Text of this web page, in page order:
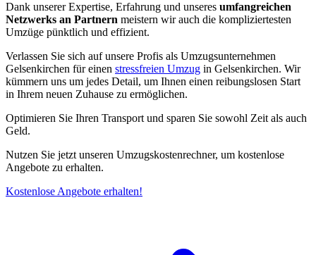
Dank unserer Expertise, Erfahrung und unseres umfangreichen
Netzwerks an Partnern meistern wir auch die kompliziertesten
Umzüge pünktlich und effizient.
Verlassen Sie sich auf unsere Profis als Umzugsunternehmen
Gelsenkirchen für einen stressfreien Umzug in Gelsenkirchen. Wir
kümmern uns um jedes Detail, um Ihnen einen reibungslosen Start
in Ihrem neuen Zuhause zu ermöglichen.
Optimieren Sie Ihren Transport und sparen Sie sowohl Zeit als auch
Geld.
Nutzen Sie jetzt unseren Umzugskostenrechner, um kostenlose
Angebote zu erhalten.
Kostenlose Angebote erhalten!